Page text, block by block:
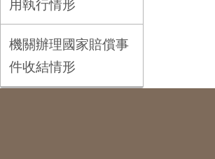
用執行情形
機關辦理國家賠償事
件收結情形